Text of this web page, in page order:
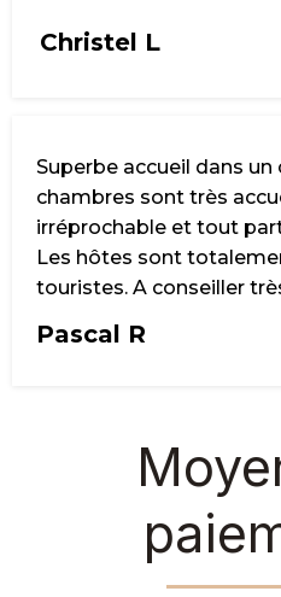
Christel L
Superbe accueil dans
chambres sont très
irréprochable et tout
Les hôtes sont
touristes. A conseiller
Pascal R